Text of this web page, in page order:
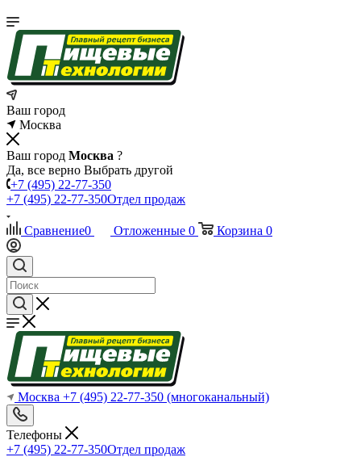
Ваш город
Москва
Ваш город Москва ?
Да, все верно Выбрать другой
+7 (495) 22-77-350
+7 (495) 22-77-350Отдел продаж
Сравнение0 Отложенные 0 Корзина 0
Москва +7 (495) 22-77-350 (многоканальный)
Телефоны
+7 (495) 22-77-350Отдел продаж